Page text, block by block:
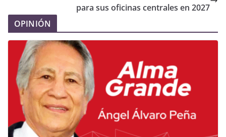
para sus oficinas centrales en 2027
OPINIÓN